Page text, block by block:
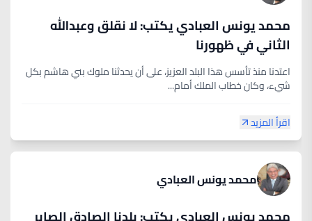
محمد يونس العبادي يكتب: لا نقلق وعبدالله
الثاني في ظهورنا
اعتدنا منذ تأسس هذا البلد العزيز، على أن يحدثنا ملوك بني هاشم بكل
شيء، وكان خطاب الملك أمام...
اقرأ المزيد
محمد يونس العبادي